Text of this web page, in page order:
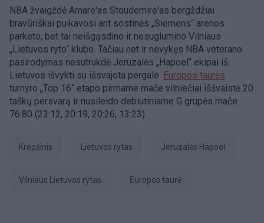
NBA žvaigždė Amare'as Stoudemire'as bergždžiai
bravūriškai puikavosi ant sostinės „Siemens“ arenos
parketo, bet tai neišgąsdino ir nesuglumino Vilniaus
„Lietuvos ryto“ klubo. Tačiau net ir nevykęs NBA veterano
pasirodymas nesutrukdė Jeruzalės „Hapoel“ ekipai iš
Lietuvos išvykti su išsvajota pergale. Europos taurės
turnyro „Top 16“ etapo pirmame mače vilniečiai iššvaistė 20
taškų persvarą ir nusileido debiutiniame G grupės mače
76:80 (23:12, 20:19, 20:26, 13:23).
Krepšinis Lietuvos rytas Jeruzalės Hapoel
Vilniaus Lietuvos rytas Europos taurė